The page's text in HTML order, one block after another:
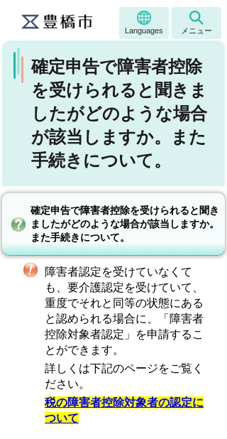
Languages メニュー
確定申告で障害者控除
を受けられると聞きま
したがどのような場合
が該当しますか。また
手続きについて。
確定申告で障害者控除を受けられると聞き
ましたがどのような場合が該当しますか。
また手続きについて。
障害者認定を受けていなくて
も、要介護認定を受けていて、
重度でそれと同等の状態にある
と認められる場合に、「障害者
控除対象者認定」を申請するこ
とができます。
詳しくは下記のページをご覧く
ださい。
税の障害者控除対象者の認定に
ついて